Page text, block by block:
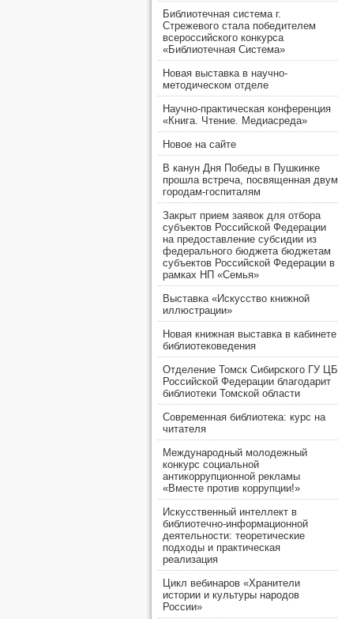
Библиотечная система г.
Стрежевого стала победителем
всероссийского конкурса
«Библиотечная Система»
Новая выставка в научно-
методическом отделе
Научно-практическая конференция
«Книга. Чтение. Медиасреда»
Новое на сайте
В канун Дня Победы в Пушкинке
прошла встреча, посвященная двум
городам-госпиталям
Закрыт прием заявок для отбора
субъектов Российской Федерации
на предоставление субсидии из
федерального бюджета бюджетам
субъектов Российской Федерации в
рамках НП «Семья»
Выставка «Искусство книжной
иллюстрации»
Новая книжная выставка в кабинете
библиотековедения
Отделение Томск Сибирского ГУ ЦБ
Российской Федерации благодарит
библиотеки Томской области
Современная библиотека: курс на
читателя
Международный молодежный
конкурс социальной
антикоррупционной рекламы
«Вместе против коррупции!»
Искусственный интеллект в
библиотечно-информационной
деятельности: теоретические
подходы и практическая
реализация
Цикл вебинаров «Хранители
истории и культуры народов
России»